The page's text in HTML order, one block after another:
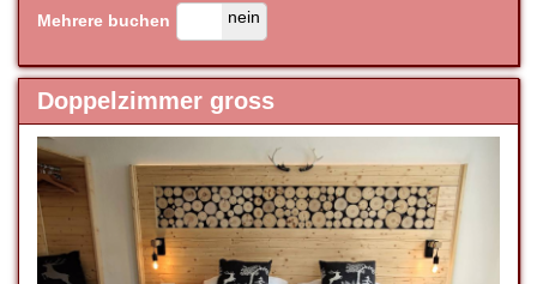
Mehrere buchen
ja nein
Doppelzimmer gross
Previous